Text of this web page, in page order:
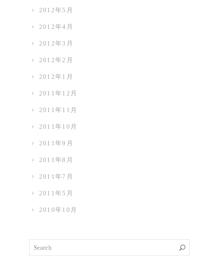
2012年5月
2012年4月
2012年3月
2012年2月
2012年1月
2011年12月
2011年11月
2011年10月
2011年9月
2011年8月
2011年7月
2011年5月
2010年10月